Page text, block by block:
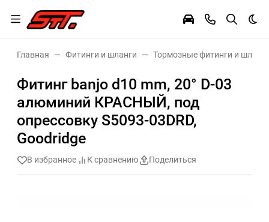
Главная Фитинги и шланги Тормозные фитинги и
Фитинг banjo d10 mm, 20° D-03
алюминий КРАСНЫЙ, под
опрессовку S5093-03DRD,
Goodridge
В избранное К сравнению Поделиться